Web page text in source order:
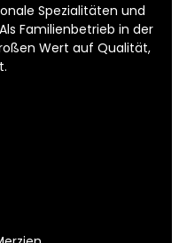
Spezialitäten und
Familienbetrieb in der
Wert auf Qualität,